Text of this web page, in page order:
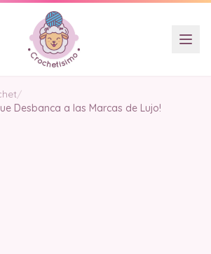
/
Desbanca a las Marcas de Lujo!